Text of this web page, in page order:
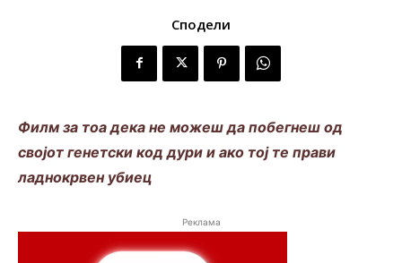
Сподели
Филм за тоа дека не можеш да побегнеш од
својот генетски код дури и ако тој те прави
ладнокрвен убиец
Реклама